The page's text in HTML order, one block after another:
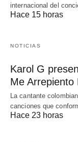
internacional del
Hace 15 horas
NOTICIAS
Karol G
Me Arrepiento
La cantante
canciones que
Hace 23 horas